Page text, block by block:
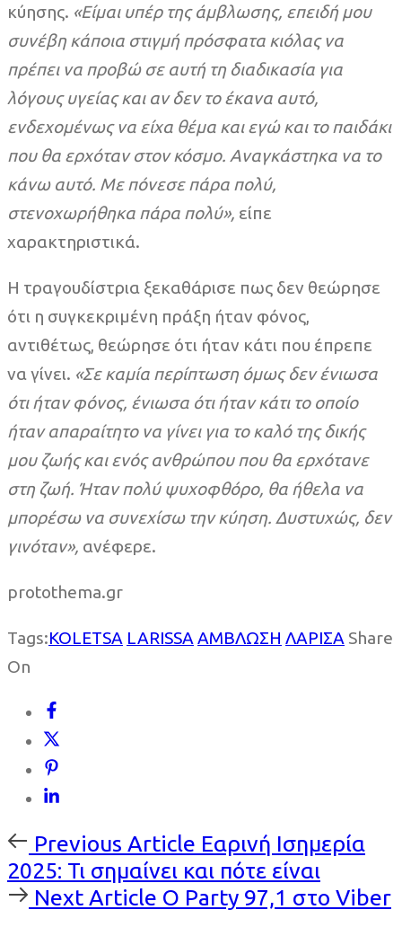
κύησης. «Είμαι υπέρ της άμβλωσης, επειδή μου
συνέβη κάποια στιγμή πρόσφατα κιόλας να
πρέπει να προβώ σε αυτή τη διαδικασία για
λόγους υγείας και αν δεν το έκανα αυτό,
ενδεχομένως να είχα θέμα και εγώ και το παιδάκι
που θα ερχόταν στον κόσμο. Αναγκάστηκα να το
κάνω αυτό. Με πόνεσε πάρα πολύ,
στενοχωρήθηκα πάρα πολύ», είπε
χαρακτηριστικά.
Η τραγουδίστρια ξεκαθάρισε πως δεν θεώρησε
ότι η συγκεκριμένη πράξη ήταν φόνος,
αντιθέτως, θεώρησε ότι ήταν κάτι που έπρεπε
να γίνει. «Σε καμία περίπτωση όμως δεν ένιωσα
ότι ήταν φόνος, ένιωσα ότι ήταν κάτι το οποίο
ήταν απαραίτητο να γίνει για το καλό της δικής
μου ζωής και ενός ανθρώπου που θα ερχότανε
στη ζωή. Ήταν πολύ ψυχοφθόρο, θα ήθελα να
μπορέσω να συνεχίσω την κύηση. Δυστυχώς, δεν
γινόταν», ανέφερε.
protothema.gr
Tags:KOLETSA LARISSA ΑΜΒΛΩΣΗ ΛΑΡΙΣΑ Share
On
Previous
Article
Previous Article Εαρινή Ισημερία
2025: Τι σημαίνει και πότε είναι
NextNext Article O Party 97,1 στο Viber